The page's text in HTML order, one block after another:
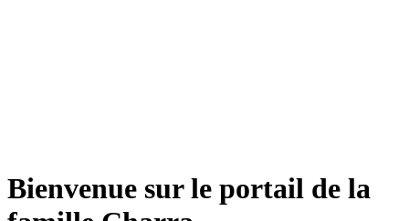
Bienvenue sur le portail de la